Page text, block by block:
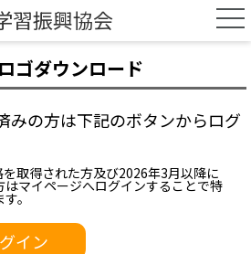
習振興協会
ゴダウンロード
の方は下記のボタンからログ
取得された方及び2026年3月以降に
はマイページへログインすることで特
。
イン